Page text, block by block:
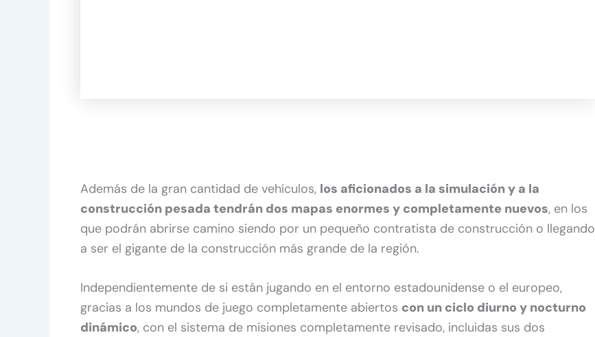
Además de la gran cantidad de vehículos, los aficionados a la simulación y a la
construcción pesada tendrán dos mapas enormes y completamente nuevos, en los
que podrán abrirse camino siendo por un pequeño contratista de construcción o llegando
a ser el gigante de la construcción más grande de la región.
Independientemente de si están jugando en el entorno estadounidense o el europeo,
gracias a los mundos de juego completamente abiertos con un ciclo diurno y nocturno
dinámico, con el sistema de misiones completamente revisado, incluidas sus dos